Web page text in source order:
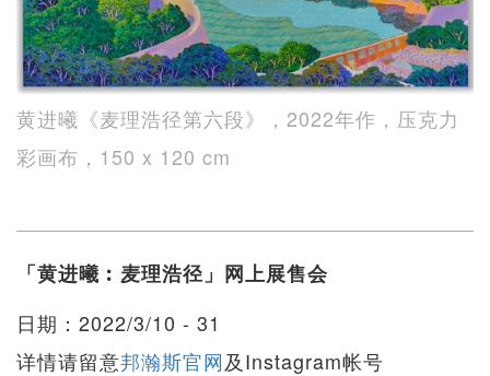
黄进曦《麦理浩径第六段》，2022年作，压克力
彩画布，150 x 120 cm
「黄进曦︰麦理浩径」网上展售会
日期：2022/3/10 - 31
详情请留意邦瀚斯官网及Instagram帐号